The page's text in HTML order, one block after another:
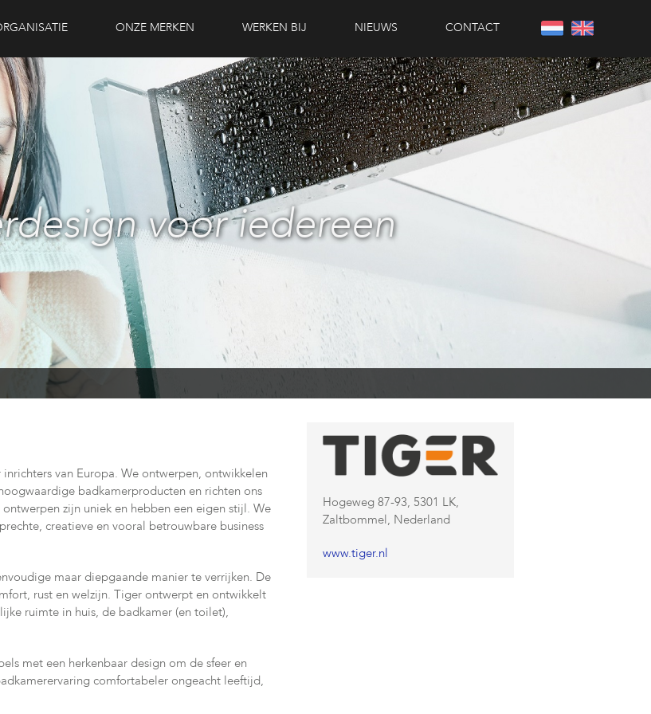
ONZE MERKEN WERKEN BIJ NIEUWS CONTACT nl en
voor iedereen
van Europa. We ontwerpen, ontwikkelen
badkamerproducten en richten ons
zijn uniek en hebben een eigen stijl. We
creatieve en vooral betrouwbare business
maar diepgaande manier te verrijken. De
rust en welzijn. Tiger ontwerpt en ontwikkelt
ruimte in huis, de badkamer (en toilet),
met een herkenbaar design om de sfeer en
comfortabeler ongeacht leeftijd,
Hogeweg 87-93, 5301 LK,
Zaltbommel, Nederland
www.tiger.nl